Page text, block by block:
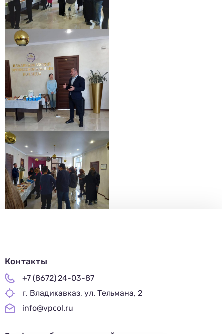
Контакты
+7 (8672) 24-03-87
г. Владикавказ, ул. Тельмана, 2
info@vpcol.ru